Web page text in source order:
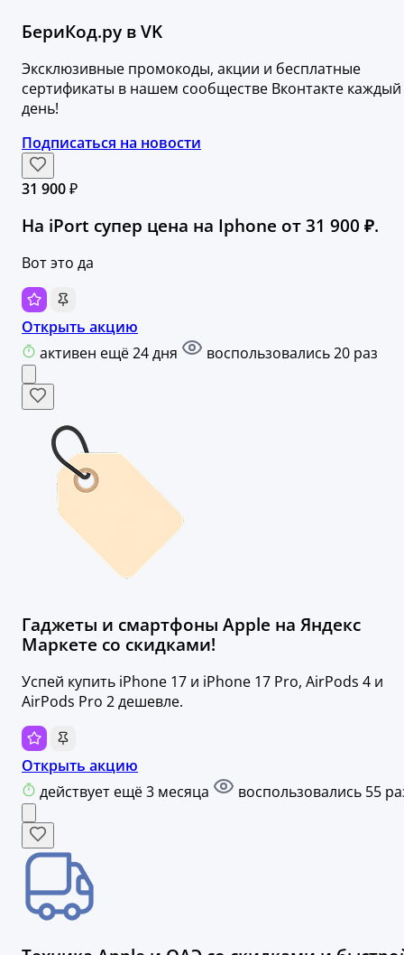
БериКод.ру в VK
Эксклюзивные промокоды, акции и бесплатные
сертификаты в нашем сообществе Вконтакте каждый
день!
Подписаться на новости
31 900 ₽
На iPort супер цена на Iphone от 31 900 ₽.
Вот это да
Открыть акцию
активен ещё 24 дня
воспользовались 20 раз
Гаджеты и смартфоны Apple на Яндекс
Маркете со скидками!
Успей купить iPhone 17 и iPhone 17 Pro, AirPods 4 и
AirPods Pro 2 дешевле.
Открыть акцию
действует ещё 3 месяца
воспользовались 55